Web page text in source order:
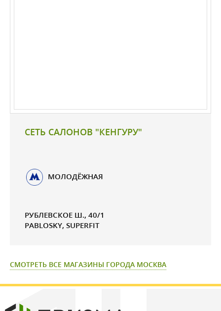
СЕТЬ САЛОНОВ "КЕНГУРУ"
МОЛОДЁЖНАЯ
РУБЛЕВСКОЕ Ш., 40/1
PABLOSKY, SUPERFIT
СМОТРЕТЬ ВСЕ МАГАЗИНЫ ГОРОДА МОСКВА